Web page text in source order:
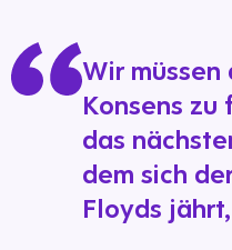
Wir
Konsens zu
das
dem sich
Floyds